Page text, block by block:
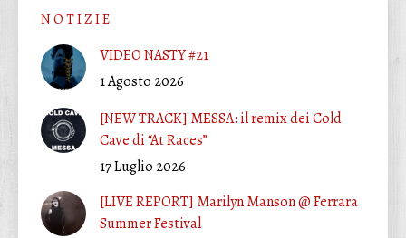
N O T I Z I E
VIDEO NASTY #21
1 Agosto 2026
[NEW TRACK] MESSA: il remix dei Cold
Cave di “At Races”
17 Luglio 2026
[LIVE REPORT] Marilyn Manson @ Ferrara
Summer Festival